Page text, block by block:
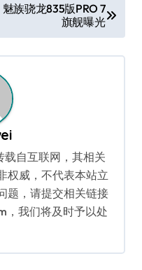
魅族骁龙835版PRO 7
旗舰曝光
载自互联网，其相关
权威，不代表本站立
题，请提交相关链接
，我们将及时予以处